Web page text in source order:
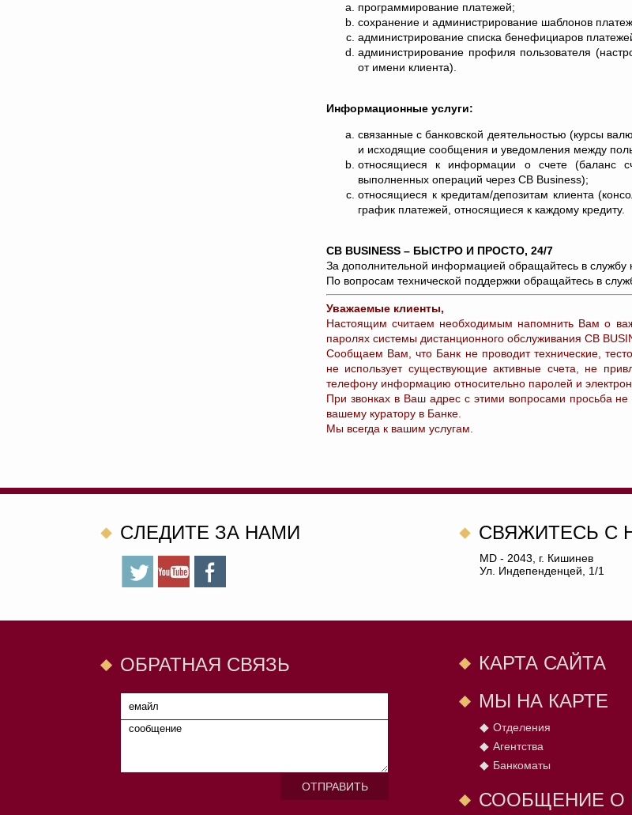
программирование платежей;
сохранение и администрирование шаблонов
администрирование списка бенефициаров
администрирование профиля пользователя
от имени клиента).
Информационные услуги:
связанные с банковской деятельностью (курсы
и исходящие сообщения и уведомления между
относящиеся к информации о счете (баланс
выполненных операций через CB Business);
относящиеся к кредитам/депозитам клиента
график платежей, относящиеся к каждому кредиту.
CB BUSINESS – БЫСТРО И ПРОСТО, 24/7
За дополнительной информацией обращайтесь в службу
По вопросам технической поддержки обращайтесь в
Уважаемые клиенты,
Настоящим считаем необходимым напомнить Вам о
паролях системы дистанционного обслуживания CB
Сообщаем Вам, что Банк не проводит технические,
не использует существующие активные счета, не
телефону информацию относительно паролей и
При звонках в Ваш адрес с этими вопросами просьба
вашему куратору в Банке.
Мы всегда к вашим услугам.
CЛЕДИТЕ ЗА НАМИ CВЯЖИТЕСЬ С
MD - 2043, г. Кишинев
Ул. Индепенденцей, 1/1
ОБРАТНАЯ СВЯЗЬ
ОТПРАВИТЬ
КАРТА САЙТА
МЫ НА КАРТЕ
Отделения
Агентства
Банкоматы
СООБЩЕНИЕ О